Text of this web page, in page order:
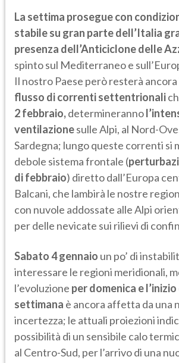
La settima prosegue con
stabile su gran parte dell’Italia
presenza dell’Anticiclone delle
spinto sul Mediterraneo e
Il nostro Paese però resterà
flusso di correnti settentrionali
2 febbraio,determineranno
ventilazionesulle Alpi, al Nord-
Sardegna; lungo queste correnti si
debole sistema frontale (
di febbraio) diretto dall’Europa
Balcani, che lambirà le nostre
con nuvole addossate alle Alpi
per delle nevicate sui rilievi di
Sabato 4 gennaio un po’ di
interessare le regioni meridionali,
l’evoluzione per domenica e
settimana è ancora affetta da una
incertezza; le attuali proiezioni
possibilità di un sensibile calo
al Centro-Sud, per l’arrivo di una